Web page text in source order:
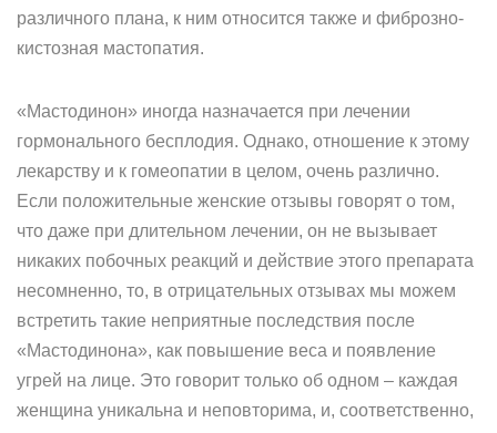
различного плана, к ним относится также и фиброзно-
кистозная мастопатия.
«Мастодинон» иногда назначается при лечении
гормонального бесплодия. Однако, отношение к этому
лекарству и к гомеопатии в целом, очень различно.
Если положительные женские отзывы говорят о том,
что даже при длительном лечении, он не вызывает
никаких побочных реакций и действие этого препарата
несомненно, то, в отрицательных отзывах мы можем
встретить такие неприятные последствия после
«Мастодинона», как повышение веса и появление
угрей на лице. Это говорит только об одном – каждая
женщина уникальна и неповторима, и, соответственно,